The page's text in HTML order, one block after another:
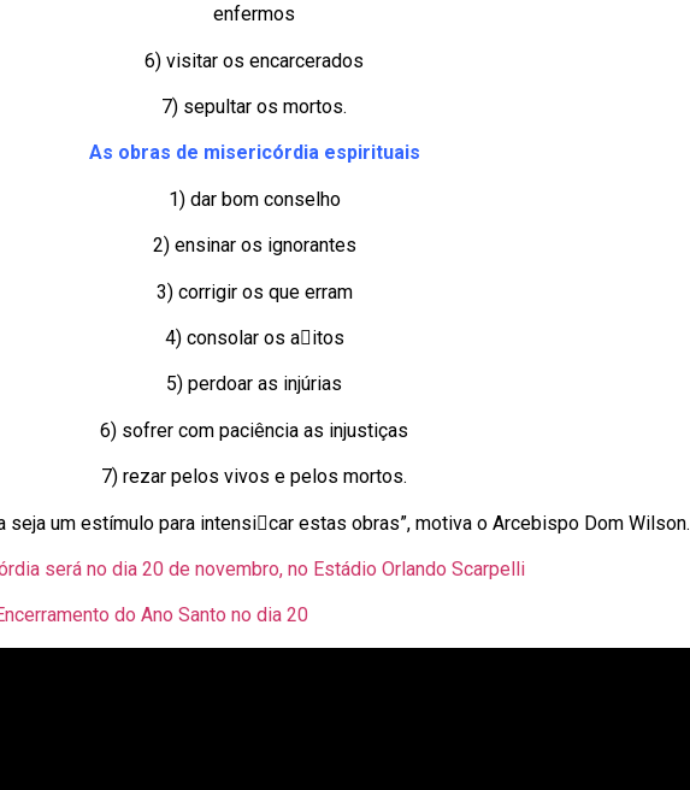
enfermos
6) visitar os encarcerados
7) sepultar os mortos.
As obras de misericórdia espirituais
1) dar bom conselho
2) ensinar os ignorantes
3) corrigir os que erram
4) consolar os aitos
5) perdoar as injúrias
6) sofrer com paciência as injustiças
7) rezar pelos vivos e pelos mortos.
seja um estímulo para intensicar estas obras”, motiva o Arcebispo Dom Wilson.
será no dia 20 de novembro, no Estádio Orlando Scarpelli
do Ano Santo no dia 20